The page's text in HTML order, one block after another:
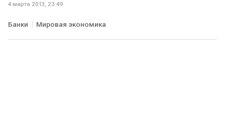
4 марта 2013, 23:49
Банки Мировая экономика